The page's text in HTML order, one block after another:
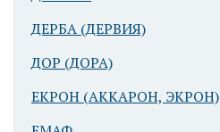
Храмовой
горой
ДЕРБА (ДЕРВИЯ)
ДОР (ДОРА)
ЕКРОН (АККАРОН, ЭКРОН)